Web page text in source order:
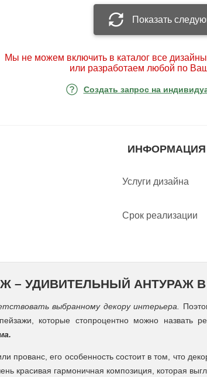
Показать
Мы не можем включить в каталог все
или разработаем любой по
Создать запрос на
ИНФОРМАЦИЯ
Услуги дизайна
Срок реализации
– УДИВИТЕЛЬНЫЙ АНТУРАЖ
выбранному декору интерьера.
которые стопроцентно можно назвать
прованс, его особенность состоит в том, что
красивая гармоничная композиция, которая